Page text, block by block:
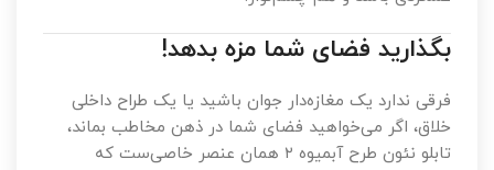
بگذارید فضای شما مزه بدهد!
فرقی ندارد یک مغازه‌دار جوان باشید یا یک طراح داخلی
خلاق، اگر می‌خواهید فضای شما در ذهن مخاطب بماند،
تابلو نئون طرح آبمیوه ۲ همان عنصر خاصی‌ست که